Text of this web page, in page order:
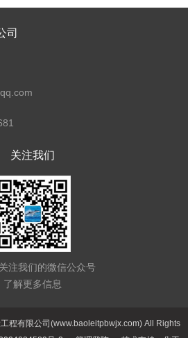
司
关注我们
注我们的微信公众号
了解更多信息
程有限公司(www.baoleitpbwjx.com) All Rights